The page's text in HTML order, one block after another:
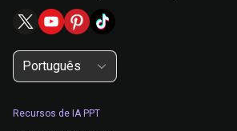
Português
Recursos de IA PPT